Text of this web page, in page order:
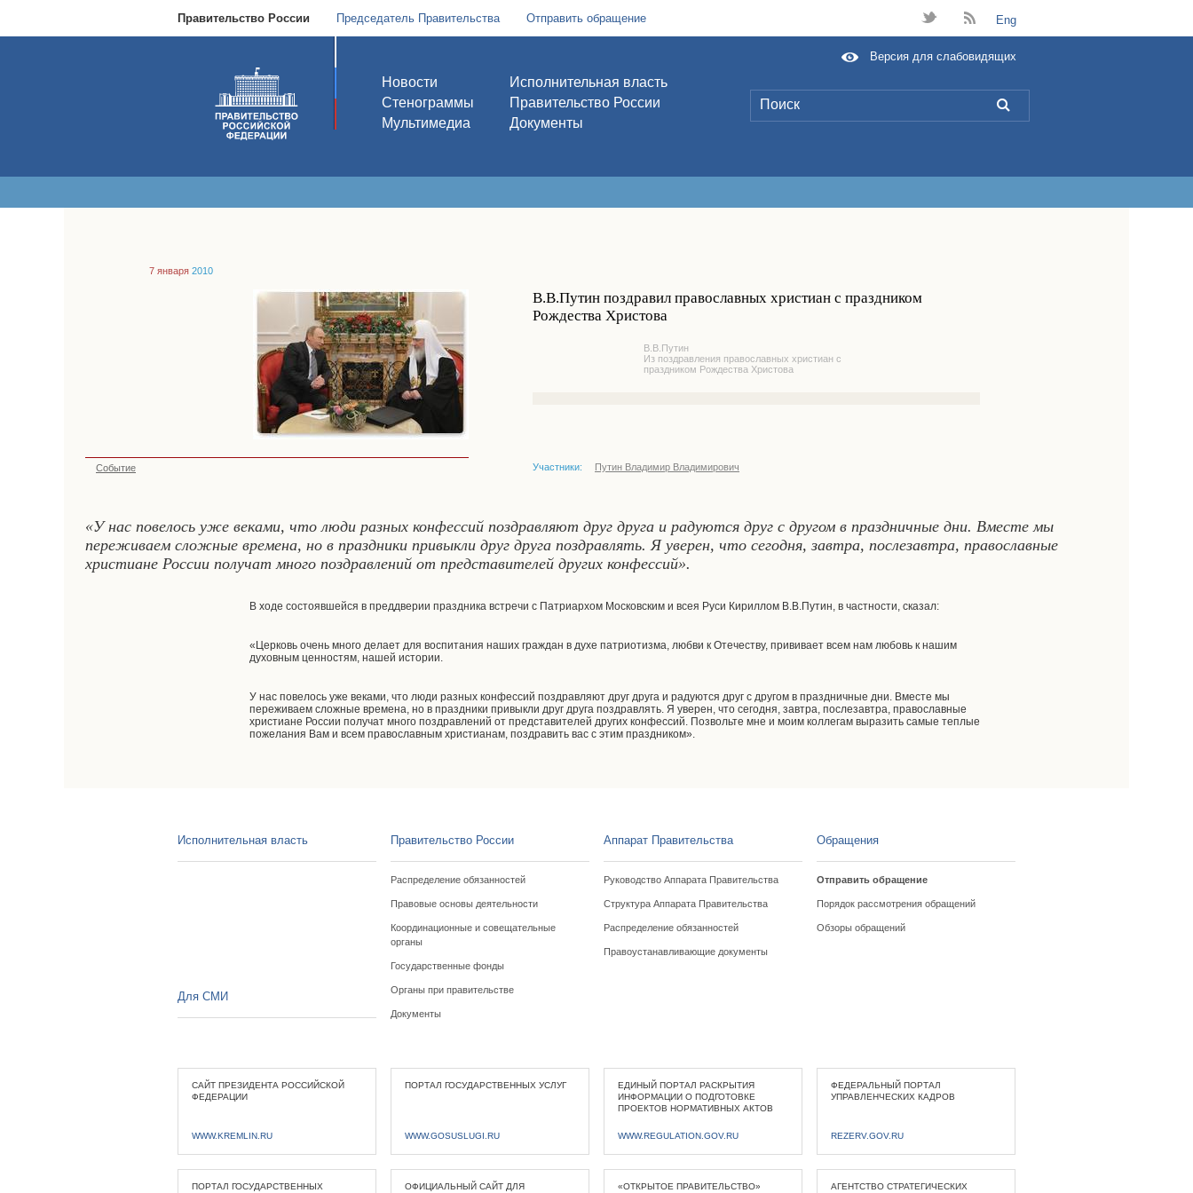
Правительство России Председатель Правительства Отправить обращение t B Eng
Новости
Стенограммы
Мультимедиа
Исполнительная власть
Правительство России
Документы
L
Версия для слабовидящих
7 января 2010
В.В.Путин поздравил православных христиан с праздником
Рождества Христова
В.В.Путин
Из поздравления православных христиан с
праздником Рождества Христова
Событие Участники: Путин Владимир Владимирович
«У нас повелось уже веками, что люди разных конфессий поздравляют друг друга и радуются друг с другом в праздничные дни. Вместе мы
переживаем сложные времена, но в праздники привыкли друг друга поздравлять. Я уверен, что сегодня, завтра, послезавтра, православные
христиане России получат много поздравлений от представителей других конфессий».
В ходе состоявшейся в преддверии праздника встречи с Патриархом Московским и всея Руси Кириллом В.В.Путин, в частности, сказал:
«Церковь очень много делает для воспитания наших граждан в духе патриотизма, любви к Отечеству, прививает всем нам любовь к нашим
духовным ценностям, нашей истории.
У нас повелось уже веками, что люди разных конфессий поздравляют друг друга и радуются друг с другом в праздничные дни. Вместе мы
переживаем сложные времена, но в праздники привыкли друг друга поздравлять. Я уверен, что сегодня, завтра, послезавтра, православные
христиане России получат много поздравлений от представителей других конфессий. Позвольте мне и моим коллегам выразить самые теплые
пожелания Вам и всем православным христианам, поздравить вас с этим праздником».
Исполнительная власть Правительство России
Распределение обязанностей
Правовые основы деятельности
Координационные и совещательные
органы
Государственные фонды
Органы при правительстве
Документы
Аппарат Правительства
Руководство Аппарата Правительства
Структура Аппарата Правительства
Распределение обязанностей
Правоустанавливающие документы
Обращения
Отправить обращение
Порядок рассмотрения обращений
Обзоры обращений
Для СМИ
САЙТ ПРЕЗИДЕНТА РОССИЙСКОЙ
ФЕДЕРАЦИИ
WWW.KREMLIN.RU
ПОРТАЛ ГОСУДАРСТВЕННЫХ УСЛУГ
WWW.GOSUSLUGI.RU
ЕДИНЫЙ ПОРТАЛ РАСКРЫТИЯ
ИНФОРМАЦИИ О ПОДГОТОВКЕ
ПРОЕКТОВ НОРМАТИВНЫХ АКТОВ
WWW.REGULATION.GOV.RU
ФЕДЕРАЛЬНЫЙ ПОРТАЛ
УПРАВЛЕНЧЕСКИХ КАДРОВ
REZERV.GOV.RU
ПОРТАЛ ГОСУДАРСТВЕННЫХ ОФИЦИАЛЬНЫЙ САЙТ ДЛЯ «ОТКРЫТОЕ ПРАВИТЕЛЬСТВО» АГЕНТСТВО СТРАТЕГИЧЕСКИХ